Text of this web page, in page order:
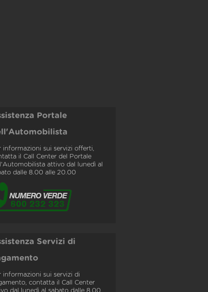
Portale
informazioni sui servizi offerti,
il Call Center del Portale
attivo dal lunedì al
dalle 8.00 alle 20.00
Servizi di
informazioni sui servizi di
contatta il Call Center